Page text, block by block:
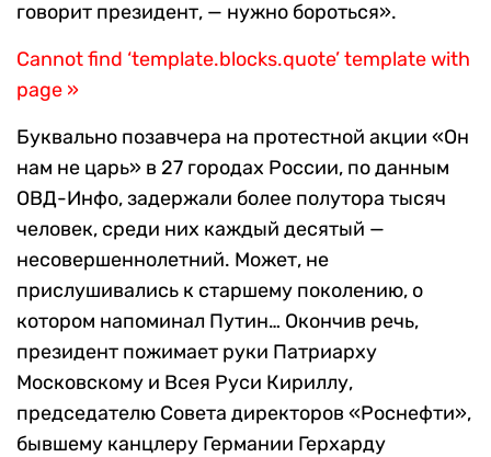
говорит президент, — нужно бороться».
Cannot find ‘template.blocks.quote’ template with
page »
Буквально позавчера на протестной акции «Он
нам не царь» в 27 городах России, по данным
ОВД-Инфо, задержали более полутора тысяч
человек, среди них каждый десятый —
несовершеннолетний. Может, не
прислушивались к старшему поколению, о
котором напоминал Путин… Окончив речь,
президент пожимает руки Патриарху
Московскому и Всея Руси Кириллу,
председателю Совета директоров «Роснефти»,
бывшему канцлеру Германии Герхарду